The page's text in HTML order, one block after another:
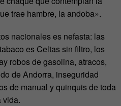
trae hambre, la andoba».
nacionales es nefasta: las
es Celtas sin filtro, los
robos de gasolina, atracos,
de Andorra, inseguridad
de manual y quinquis de toda
vida.